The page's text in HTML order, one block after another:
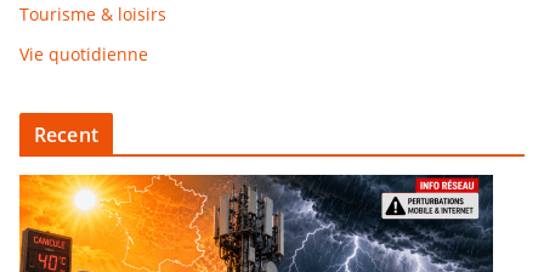
Tourisme & loisirs
Vie quotidienne
Recent